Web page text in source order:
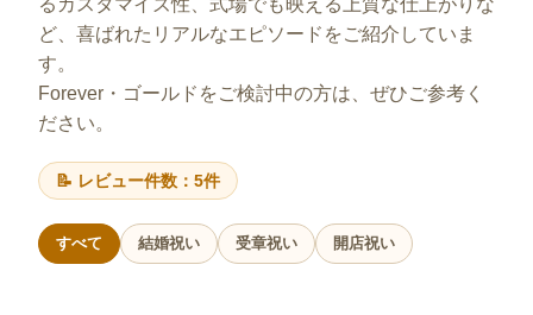
ど、喜ばれたリアルなエピソードをご紹介していま
す。
Forever・ゴールドをご検討中の方は、ぜひご参考く
ださい。
📝 レビュー件数：5件
すべて 結婚祝い 受章祝い 開店祝い